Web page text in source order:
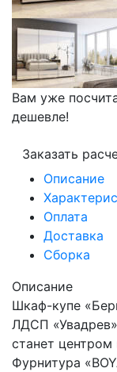
Вам уже
дешевле!
Заказать
Описание
Оплата
Доставка
Сборка
Описание
Шкаф-купе
ЛДСП
станет
Фурнитура